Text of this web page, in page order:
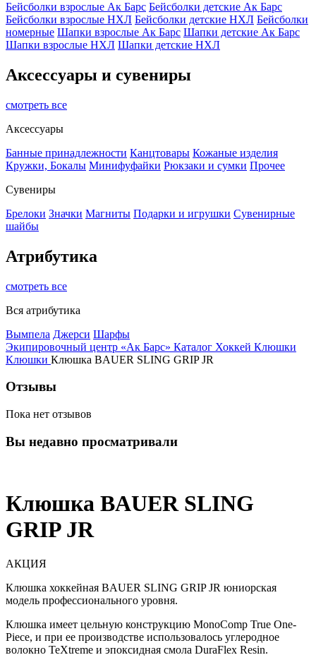
Бейсболки взрослые Ак Барс Бейсболки детские Ак Барс
Бейсболки взрослые НХЛ Бейсболки детские НХЛ Бейсболки
номерные Шапки взрослые Ак Барс Шапки детские Ак Барс
Шапки взрослые НХЛ Шапки детские НХЛ
Аксессуары и сувениры
смотреть все
Аксессуары
Банные принадлежности Канцтовары Кожаные изделия
Кружки, Бокалы Минифуфайки Рюкзаки и сумки Прочее
Сувениры
Брелоки Значки Магниты Подарки и игрушки Сувенирные
шайбы
Атрибутика
смотреть все
Вся атрибутика
Вымпела Джерси Шарфы
Экипировочный центр «Ак Барс» Каталог Хоккей Клюшки
Клюшки Клюшка BAUER SLING GRIP JR
Отзывы
Пока нет отзывов
Вы недавно просматривали
Клюшка BAUER SLING
GRIP JR
АКЦИЯ
Клюшка хоккейная BAUER SLING GRIP JR юниорская
модель профессионального уровня.
Клюшка имеет цельную конструкцию MonoComp True One-
Piece, и при ее производстве использовалось углеродное
волокно TeXtreme и эпоксидная смола DuraFlex Resin.